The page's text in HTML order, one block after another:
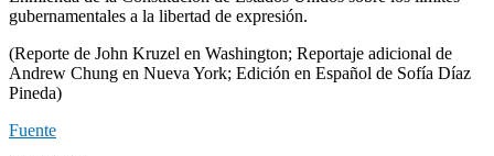
gubernamentales a la libertad de expresión.
(Reporte de John Kruzel en Washington; Reportaje adicional de
Andrew Chung en Nueva York; Edición en Español de Sofía Díaz
Pineda)
Fuente